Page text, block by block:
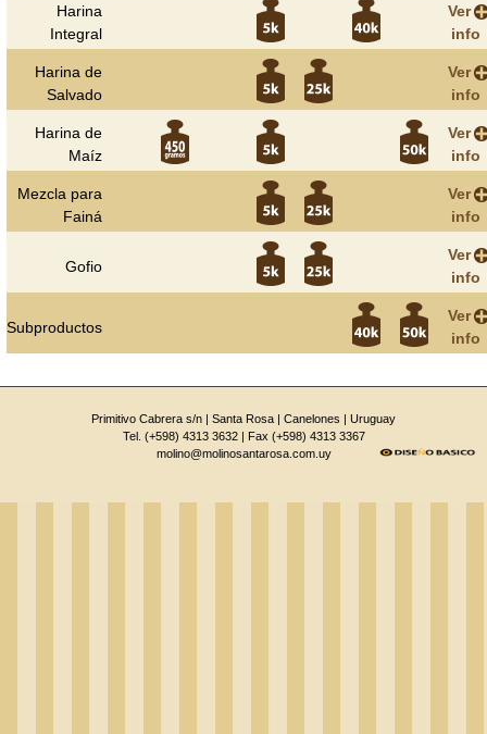
Harina
Integral
Ver
más
info
Harina de
Salvado
Ver
info
Harina de
Maíz
Ver
info
Mezcla para
Fainá
Ver
info
Gofio
Ver
info
Subproductos
Ver
más
info
Primitivo Cabrera s/n | Santa Rosa | Canelones | Uruguay
Tel. (+598) 4313 3632 | Fax (+598) 4313 3367
molino@molinosantarosa.com.uy